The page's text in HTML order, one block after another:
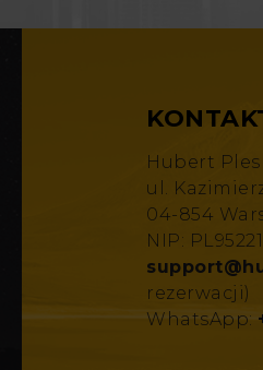
Hubert
ul.
04-854
NIP:
rezerwacji)
WhatsApp: